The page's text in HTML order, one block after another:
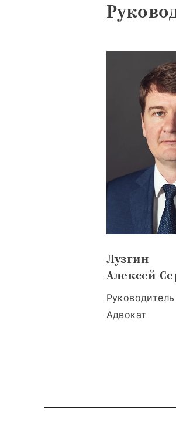
Лузгин
Алексей
Адвокат